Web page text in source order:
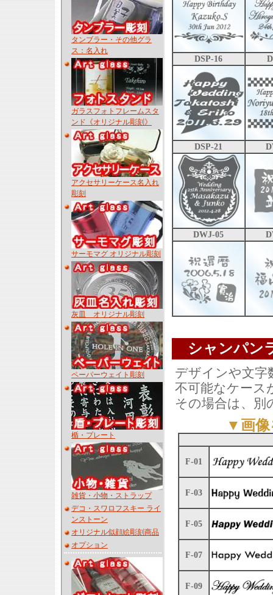
タンブラー・その他グラ
ス：名入れ
ガラスフォトフレームスタ
ンド《オリジナル彫刻》
アクセサリーケース名入れ
彫刻
サーモマグ オリジナル彫刻
灰皿 オリジナル彫刻
ペーパーウェイト彫刻
楯・プレート
雑貨・小物・ストラップ
デコ・スワロフスキー ライ
ンストーン
オリジナル似顔絵彫刻商品
オプション
DSP-16
DSP-21
DWJ-05
シャンパン
デザインや文字
不可能なケース
その場合は、別
▼画像
F-01
F-03
F-05
F-07
F-09